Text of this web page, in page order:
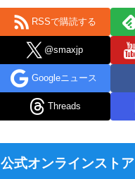
RSSで購読する
@smaxjp
Googleニュース
Threads
公式オンラインストア